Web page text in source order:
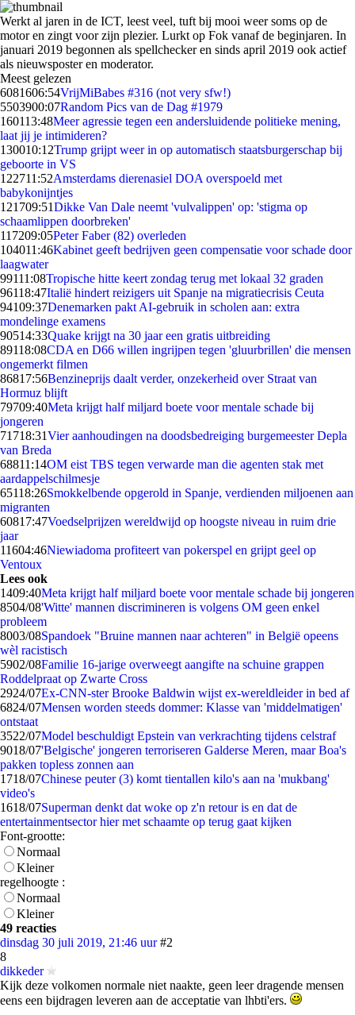
Werkt al jaren in de ICT, leest veel, tuft bij mooi weer soms op de
motor en zingt voor zijn plezier. Lurkt op Fok vanaf de beginjaren. In
januari 2019 begonnen als spellchecker en sinds april 2019 ook actief
als nieuwsposter en moderator.
Meest gelezen
6081606:54VrijMiBabes #316 (not very sfw!)
5503900:07Random Pics van de Dag #1979
160113:48Meer agressie tegen een andersluidende politieke mening,
laat jij je intimideren?
130010:12Trump grijpt weer in op automatisch staatsburgerschap bij
geboorte in VS
122711:52Amsterdams dierenasiel DOA overspoeld met
babykonijntjes
121709:51Dikke Van Dale neemt 'vulvalippen' op: 'stigma op
schaamlippen doorbreken'
117209:05Peter Faber (82) overleden
104011:46Kabinet geeft bedrijven geen compensatie voor schade door
laagwater
99111:08Tropische hitte keert zondag terug met lokaal 32 graden
96118:47Italië hindert reizigers uit Spanje na migratiecrisis Ceuta
94109:37Denemarken pakt AI-gebruik in scholen aan: extra
mondelinge examens
90514:33Quake krijgt na 30 jaar een gratis uitbreiding
89118:08CDA en D66 willen ingrijpen tegen 'gluurbrillen' die mensen
ongemerkt filmen
86817:56Benzineprijs daalt verder, onzekerheid over Straat van
Hormuz blijft
79709:40Meta krijgt half miljard boete voor mentale schade bij
jongeren
71718:31Vier aanhoudingen na doodsbedreiging burgemeester Depla
van Breda
68811:14OM eist TBS tegen verwarde man die agenten stak met
aardappelschilmesje
65118:26Smokkelbende opgerold in Spanje, verdienden miljoenen aan
migranten
60817:47Voedselprijzen wereldwijd op hoogste niveau in ruim drie
jaar
11604:46Niewiadoma profiteert van pokerspel en grijpt geel op
Ventoux
Lees ook
1409:40Meta krijgt half miljard boete voor mentale schade bij jongeren
8504/08'Witte' mannen discrimineren is volgens OM geen enkel
probleem
8003/08Spandoek "Bruine mannen naar achteren" in België opeens
wèl racistisch
5902/08Familie 16-jarige overweegt aangifte na schuine grappen
Roddelpraat op Zwarte Cross
2924/07Ex-CNN-ster Brooke Baldwin wijst ex-wereldleider in bed af
6824/07Mensen worden steeds dommer: Klasse van 'middelmatigen'
ontstaat
3522/07Model beschuldigt Epstein van verkrachting tijdens celstraf
9018/07'Belgische' jongeren terroriseren Galderse Meren, maar Boa's
pakken topless zonnen aan
1718/07Chinese peuter (3) komt tientallen kilo's aan na 'mukbang'
video's
1618/07Superman denkt dat woke op z'n retour is en dat de
entertainmentsector hier met schaamte op terug gaat kijken
Font-grootte:
Normaal
Kleiner
regelhoogte :
Normaal
Kleiner
49 reacties
dinsdag 30 juli 2019, 21:46 uur #2
8
dikkeder
Kijk deze volkomen normale niet naakte, geen leer dragende mensen
eens een bijdragen leveren aan de acceptatie van lhbti'ers.